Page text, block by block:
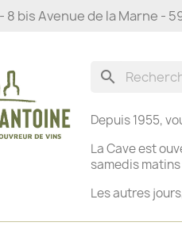
8 bis Avenue de la Marne -
search
Depuis 1955,
La Cave est
samedis matins
Les autres